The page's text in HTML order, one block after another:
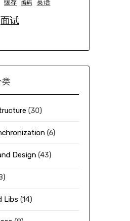
缓存 编码 英语
面试
类
(30)
(6)
Design(43)
Libs (14)